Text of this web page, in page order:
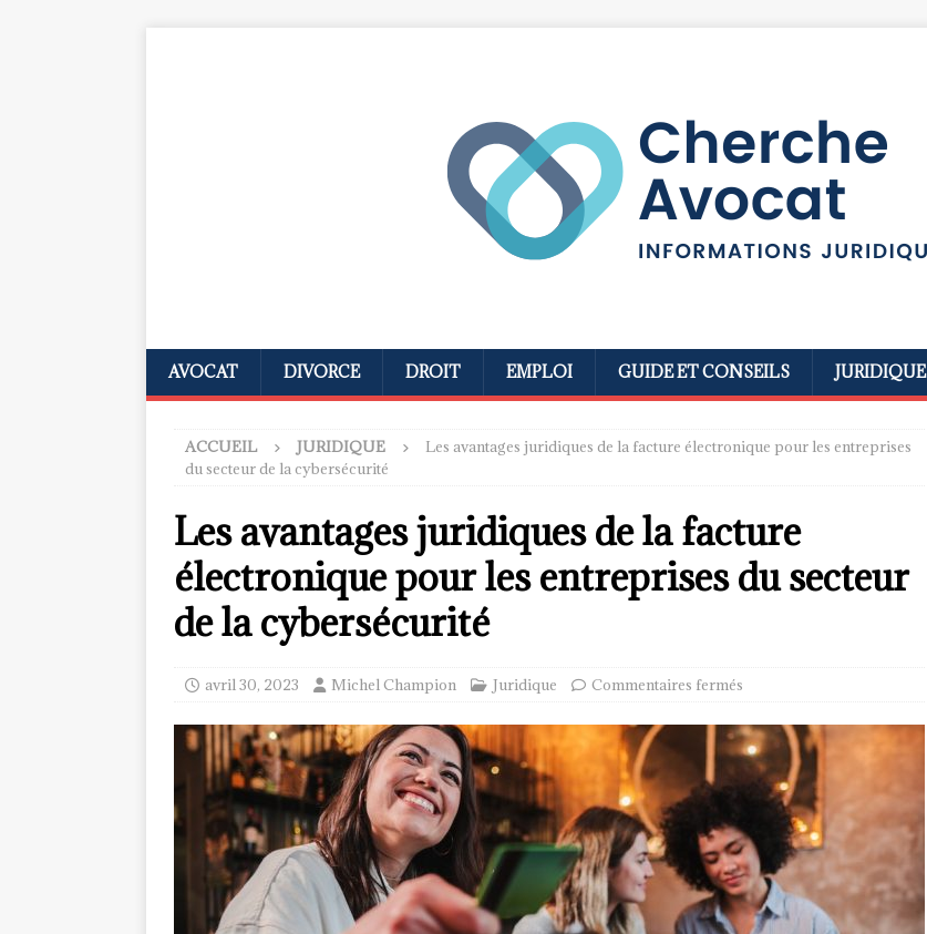
AVOCAT DIVORCE DROIT EMPLOI GUIDE ET CONSEILS JURIDIQUE
ACCUEIL JURIDIQUE
Les avantages juridiques de la facture électronique pour les entreprises
du secteur de la cybersécurité
Les avantages juridiques de la facture
électronique pour les entreprises du secteur
de la cybersécurité
avril 30, 2023 Michel Champion Juridique Commentaires fermés